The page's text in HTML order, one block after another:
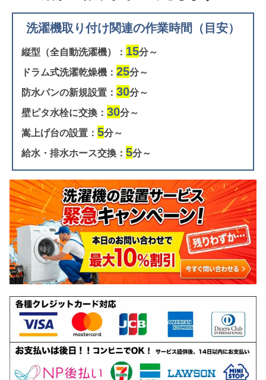
洗濯機取り付け関連の作業時間（目安）
縦型（全自動洗濯機）： 15分～
ドラム式洗濯乾燥機： 25分～
防水パンの新規設置： 30分～
壁ピタ水栓に交換： 30分～
嵩上げ台の設置： 5分～
給水・排水ホース交換： 5分～